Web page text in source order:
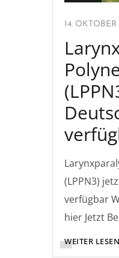
14.
(LPPN3)
verfügbar
hier Jetzt
WEITER